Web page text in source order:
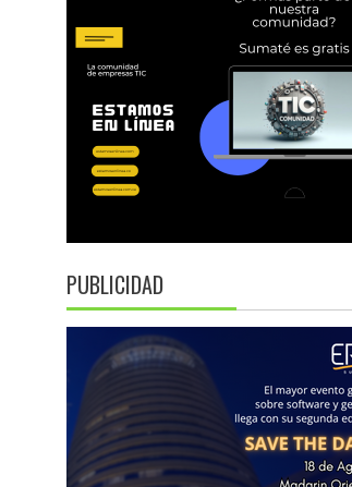
PUBLICIDAD